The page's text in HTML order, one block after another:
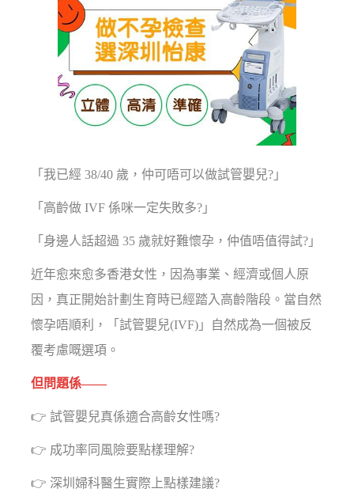
「我已經 38/40 歲，仲可唔可以做試管嬰兒?」
「高齡做 IVF 係咪一定失敗多?」
「身邊人話超過 35 歲就好難懷孕，仲值唔值得試?」
近年愈來愈多香港女性，因為事業、經濟或個人原
因，真正開始計劃生育時已經踏入高齡階段。當自然
懷孕唔順利，「試管嬰兒(IVF)」自然成為一個被反
覆考慮嘅選項。
但問題係——
👉 試管嬰兒真係適合高齡女性嗎?
👉 成功率同風險要點樣理解?
👉 深圳婦科醫生實際上點樣建議?